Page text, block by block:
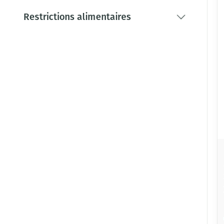
Restrictions alimentaires